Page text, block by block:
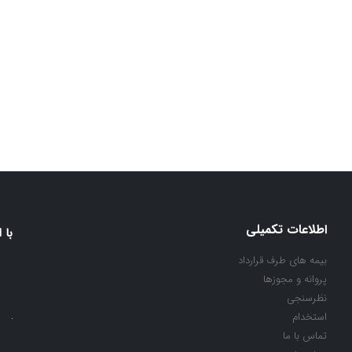
اطلاعات تکمیلی
بیمه های طرف قرارداد
پروانه و مجوزها
نظرسنجی
استخدام
تماس با ما